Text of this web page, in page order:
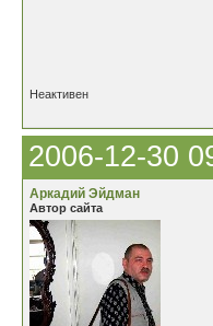
Неактивен
2006-12-30
Аркадий Эйдман
Автор сайта